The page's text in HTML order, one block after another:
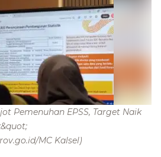
Pemenuhan EPSS, Target Naik
MC Kalsel)